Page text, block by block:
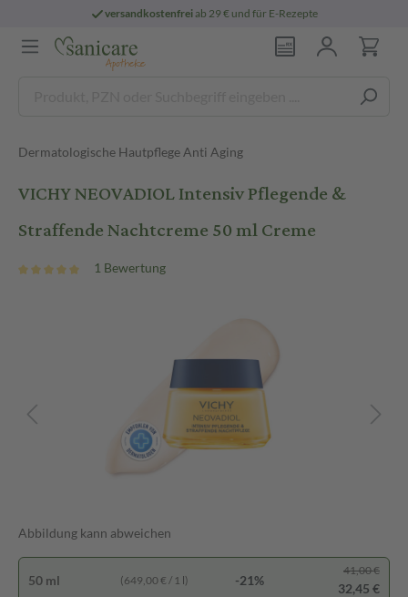
versandkostenfreiab 29 € und für E-Rezepte
Dermatologische Hautpflege Anti Aging
VICHY NEOVADIOL Intensiv Pflegende &
Straffende Nachtcreme 50 ml Creme
1 Bewertung
Abbildung kann abweichen
50 ml (649,00 € / 1 l) -21%
41,00 €
32,45 €